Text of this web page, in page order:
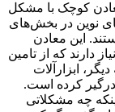
کوچک با مشکل
نوین در بخش‌های
این معادن
دارند که از تامین
ابزارآلات
کرده است.
چه مشکلاتی